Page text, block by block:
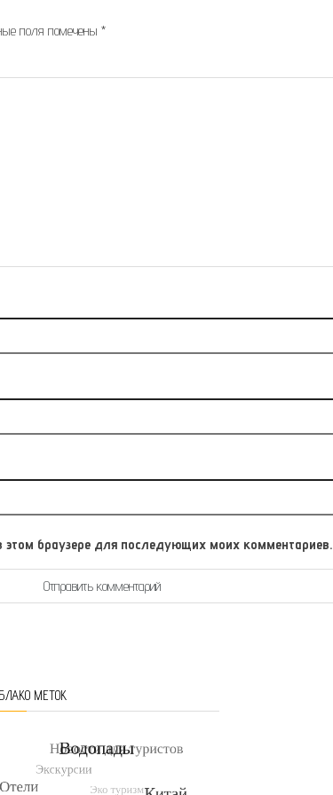
поля помечены *
этом браузере для последующих моих комментариев.
МЕТОК